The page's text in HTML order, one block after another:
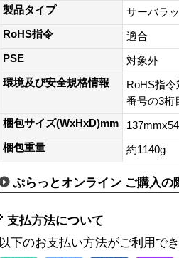
製品タイプ
サーバラ
RoHS指令
適合
PSE
対象外
環境及び安全規格情報
RoHS指
番号の3桁
梱包サイズ(WxHxD)mm
梱包重量
約1140g
ぷらっとオンライン ご購入の
支払方法について
以下のお支払い方法がご利用で